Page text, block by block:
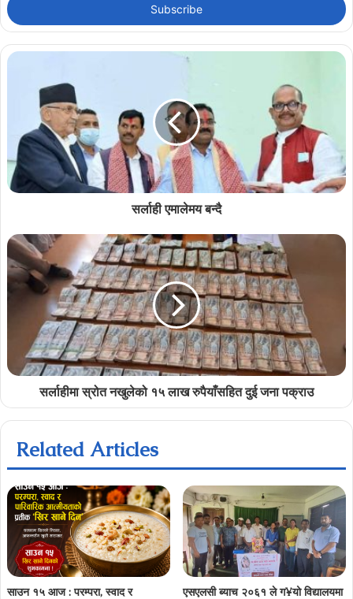
address
सर्लाही एमालेमय बन्दै
सर्लाहीमा स्रोत नखुलेको १५ लाख रुपैयाँसहित दुई जना पक्राउ
Related Articles
साउन १५ आज : परम्परा, स्वाद र एसएलसी ब्याच २०६१ ले ग¥यो विद्यालयमा